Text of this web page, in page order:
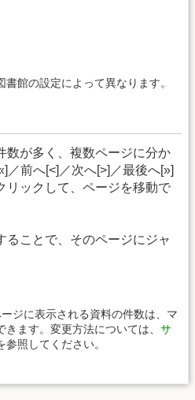
館の設定によって異なります。
数が多く、複数ページに分か
／前へ[<]／次へ[>]／最後へ[»]
リックして、ページを移動で
ることで、そのページにジャ
ジに表示される資料の件数は、マ
ます。変更方法については、 サ
参照してください。